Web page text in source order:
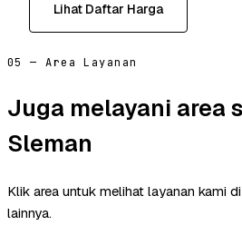
Lihat Daftar Harga
05 — Area Layanan
Juga melayani area
Sleman
Klik area untuk melihat layanan kami
lainnya.